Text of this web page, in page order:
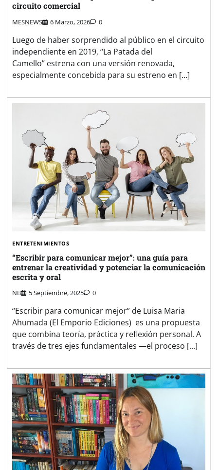
circuito comercial
MESNEWS 6 Marzo, 2026 0
Luego de haber sorprendido al público en el circuito
independiente en 2019, “La Patada del
Camello” estrena con una versión renovada,
especialmente concebida para su estreno en […]
ENTRETENIMIENTOS
“Escribir para comunicar mejor”: una guía para
entrenar la creatividad y potenciar la comunicación
escrita y oral
NB 5 Septiembre, 2025 0
“Escribir para comunicar mejor” de Luisa Maria
Ahumada (El Emporio Ediciones) es una propuesta
que combina teoría, práctica y reflexión personal. A
través de tres ejes fundamentales —el proceso […]